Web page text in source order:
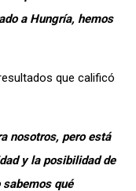
a Hungría, hemos
que calificó
nosotros, pero está
y la posibilidad de
qué